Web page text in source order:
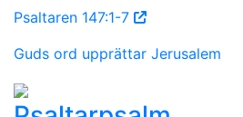
Psaltaren 147:1-7
Guds ord upprättar Jerusalem